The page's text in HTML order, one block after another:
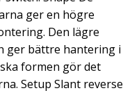
ger en högre
Den lägre
ger bättre hantering i
formen gör det
Setup Slant reverse